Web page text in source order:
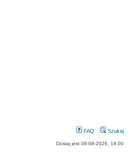
FAQ Szukaj
Dzisiaj jest 08-08-2026, 18:00